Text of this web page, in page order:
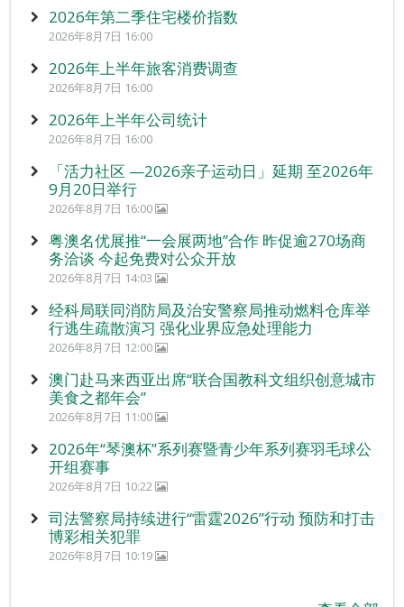
2026年第二季住宅楼价指数
2026年8月7日 16:00
2026年上半年旅客消费调查
2026年8月7日 16:00
2026年上半年公司统计
2026年8月7日 16:00
「活力社区 —2026亲子运动日」延期 至2026年
9月20日举行
2026年8月7日 16:00
粤澳名优展推“一会展两地”合作 昨促逾270场商
务洽谈 今起免费对公众开放
2026年8月7日 14:03
经科局联同消防局及治安警察局推动燃料仓库举
行逃生疏散演习 强化业界应急处理能力
2026年8月7日 12:00
澳门赴马来西亚出席“联合国教科文组织创意城市
美食之都年会”
2026年8月7日 11:00
2026年“琴澳杯”系列赛暨青少年系列赛羽毛球公
开组赛事
2026年8月7日 10:22
司法警察局持续进行“雷霆2026”行动 预防和打击
博彩相关犯罪
2026年8月7日 10:19